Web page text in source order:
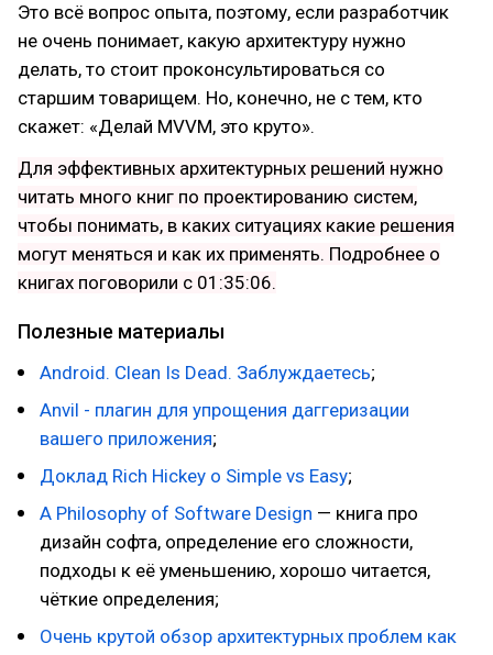
Это всё вопрос опыта, поэтому, если разработчик
не очень понимает, какую архитектуру нужно
делать, то стоит проконсультироваться со
старшим товарищем. Но, конечно, не с тем, кто
скажет: «Делай MVVM, это круто».
Для эффективных архитектурных решений нужно
читать много книг по проектированию систем,
чтобы понимать, в каких ситуациях какие решения
могут меняться и как их применять. Подробнее о
книгах поговорили с 01:35:06.
Полезные материалы
Android. Clean Is Dead. Заблуждаетесь;
Anvil - плагин для упрощения даггеризации
вашего приложения;
Доклад Rich Hickey о Simple vs Easy;
A Philosophy of Software Design — книга про
дизайн софта, определение его сложности,
подходы к её уменьшению, хорошо читается,
чёткие определения;
Очень крутой обзор архитектурных проблем как